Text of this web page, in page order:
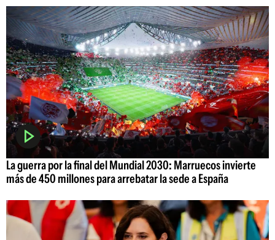
La guerra por la final del Mundial 2030: Marruecos invierte
más de 450 millones para arrebatar la sede a España